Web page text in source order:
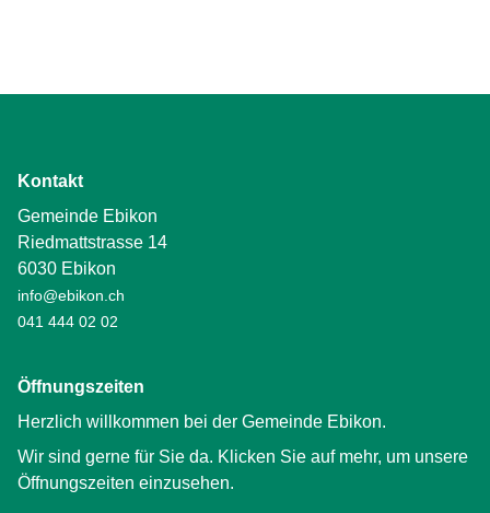
Kontakt
Gemeinde Ebikon
Riedmattstrasse 14
6030 Ebikon
info@ebikon.ch
041 444 02 02
Öffnungszeiten
Herzlich willkommen bei der Gemeinde Ebikon.
Wir sind gerne für Sie da. Klicken Sie auf mehr, um unsere
Öffnungszeiten einzusehen.